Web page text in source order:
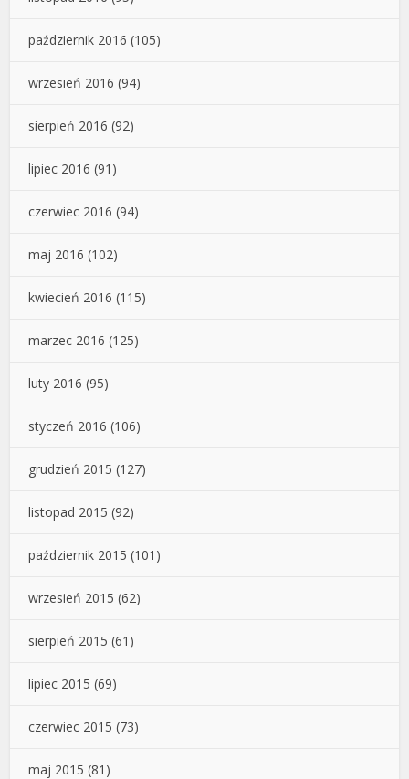
październik 2016 (105)
wrzesień 2016 (94)
sierpień 2016 (92)
lipiec 2016 (91)
czerwiec 2016 (94)
maj 2016 (102)
kwiecień 2016 (115)
marzec 2016 (125)
luty 2016 (95)
styczeń 2016 (106)
grudzień 2015 (127)
listopad 2015 (92)
październik 2015 (101)
wrzesień 2015 (62)
sierpień 2015 (61)
lipiec 2015 (69)
czerwiec 2015 (73)
maj 2015 (81)